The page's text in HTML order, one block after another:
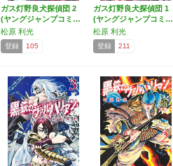
ガス灯野良犬探偵団 2
(ヤングジャンプコミ…
松原 利光
登録 105
ガス灯野良犬探偵団 1
(ヤングジャンプコミ…
松原 利光
登録 211